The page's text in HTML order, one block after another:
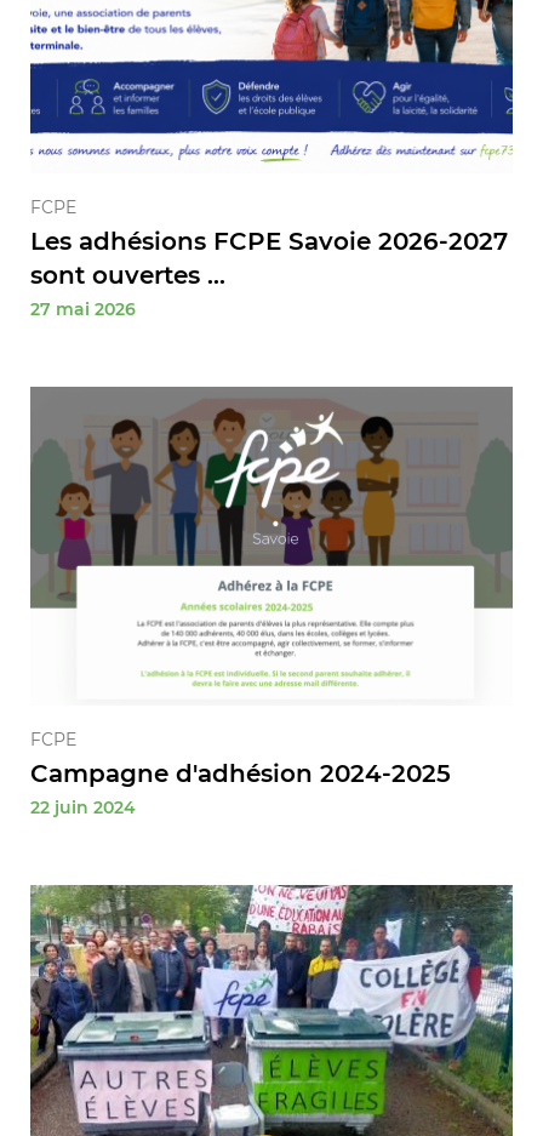
FCPE
Les adhésions FCPE Savoie 2026-2027
sont ouvertes ...
27 mai 2026
FCPE
Campagne d'adhésion 2024-2025
22 juin 2024